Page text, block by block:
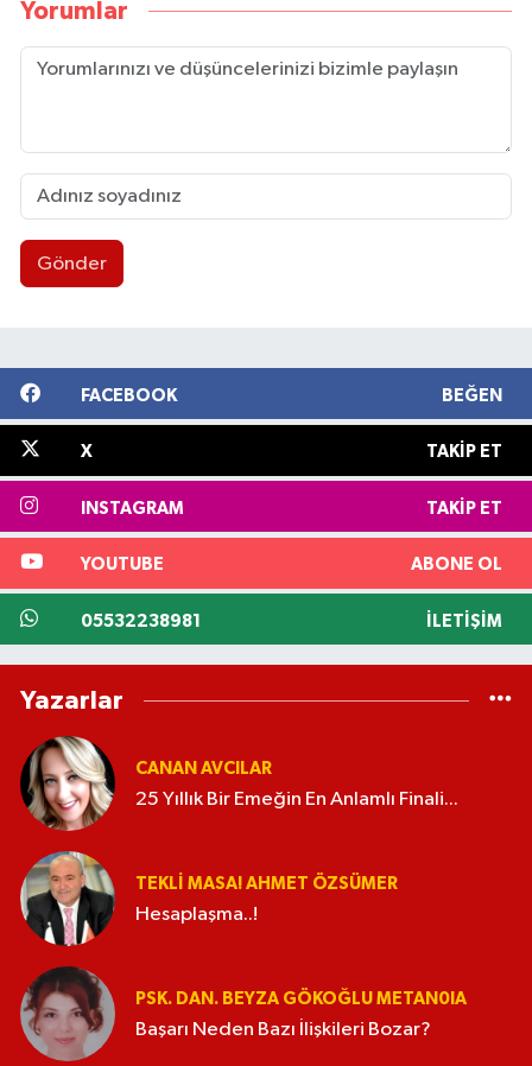
Yorumlar
Gönder
FACEBOOK BEĞEN
X TAKIP ET
INSTAGRAM TAKIP ET
YOUTUBE ABONE OL
05532238981 İLETIŞIM
Yazarlar
CANAN AVCILAR
25 Yıllık Bir Emeğin En Anlamlı Finali...
TEKLI MASA! AHMET ÖZSÜMER
Hesaplaşma..!
PSK. DAN. BEYZA GÖKOĞLU METAN0IA
Başarı Neden Bazı İlişkileri Bozar?